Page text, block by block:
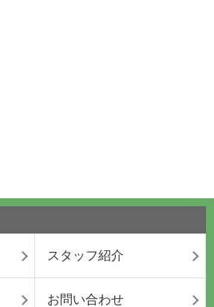
スタッフ紹介
お問い合わせ